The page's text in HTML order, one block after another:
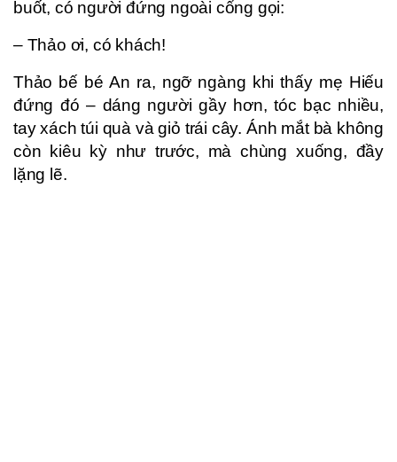
buốt, có người đứng ngoài cổng gọi:
– Thảo ơi, có khách!
Thảo bế bé An ra, ngỡ ngàng khi thấy mẹ Hiếu
đứng đó – dáng người gầy hơn, tóc bạc nhiều,
tay xách túi quà và giỏ trái cây. Ánh mắt bà không
còn kiêu kỳ như trước, mà chùng xuống, đầy
lặng lẽ.